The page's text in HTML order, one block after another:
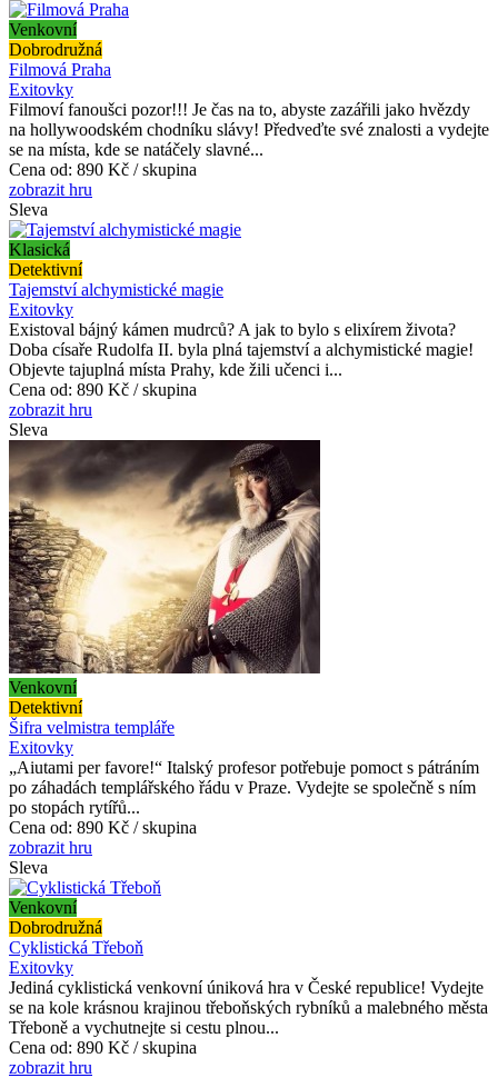
Venkovní
Dobrodružná
Filmová Praha
Exitovky
Filmoví fanoušci pozor!!! Je čas na to, abyste zazářili jako hvězdy
na hollywoodském chodníku slávy! Předveďte své znalosti a vydejte
se na místa, kde se natáčely slavné...
Cena od: 890 Kč / skupina
zobrazit hru
Sleva
Klasická
Detektivní
Tajemství alchymistické magie
Exitovky
Existoval bájný kámen mudrců? A jak to bylo s elixírem života?
Doba císaře Rudolfa II. byla plná tajemství a alchymistické magie!
Objevte tajuplná místa Prahy, kde žili učenci i...
Cena od: 890 Kč / skupina
zobrazit hru
Sleva
Venkovní
Detektivní
Šifra velmistra templáře
Exitovky
„Aiutami per favore!“ Italský profesor potřebuje pomoct s pátráním
po záhadách templářského řádu v Praze. Vydejte se společně s ním
po stopách rytířů...
Cena od: 890 Kč / skupina
zobrazit hru
Sleva
Venkovní
Dobrodružná
Cyklistická Třeboň
Exitovky
Jediná cyklistická venkovní úniková hra v České republice! Vydejte
se na kole krásnou krajinou třeboňských rybníků a malebného města
Třeboně a vychutnejte si cestu plnou...
Cena od: 890 Kč / skupina
zobrazit hru